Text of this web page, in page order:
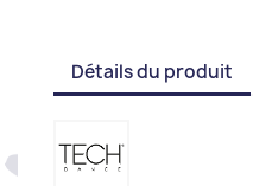
Détails du produit